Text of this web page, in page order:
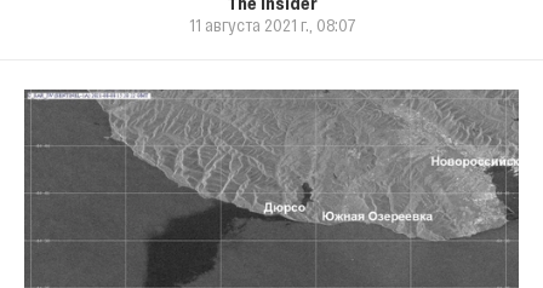
11 августа 2021 г., 08:07